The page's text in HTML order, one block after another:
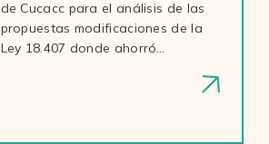
de Cucacc para el análisis de las
propuestas modificaciones de la
Ley 18.407 donde ahorró…